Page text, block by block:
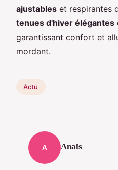
ajustables et respirantes
tenues d'hiver élégantes
garantissant confort et
mordant.
Actu
A Anaïs